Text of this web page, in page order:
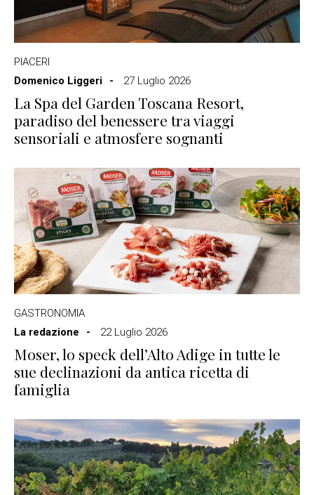
PIACERI
Domenico Liggeri
27 Luglio 2026
La Spa del Garden Toscana Resort,
paradiso del benessere tra viaggi
sensoriali e atmosfere sognanti
GASTRONOMIA
La redazione
22 Luglio 2026
Moser, lo speck dell’Alto Adige in tutte le
sue declinazioni da antica ricetta di
famiglia